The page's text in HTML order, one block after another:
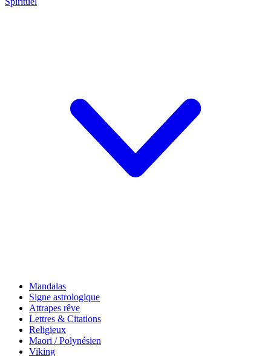
Mandalas
Signe astrologique
Attrapes rêve
Lettres & Citations
Religieux
Maori / Polynésien
Viking